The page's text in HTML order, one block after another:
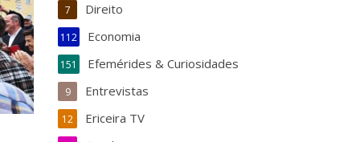
Direito
7
Economia
112
Efemérides & Curiosidades
151
Entrevistas
9
Ericeira TV
12